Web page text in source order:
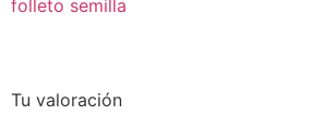
folleto semilla
Tu valoración